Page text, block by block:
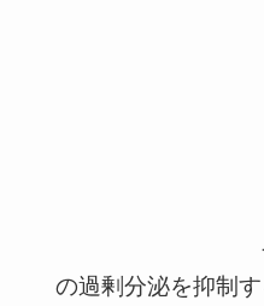
ナイアシ
の過剰分泌を抑制